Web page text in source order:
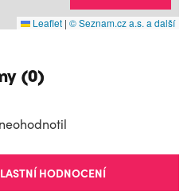
Leaflet | © Seznam.cz a.s. a další
(0)
HODNOCENÍ